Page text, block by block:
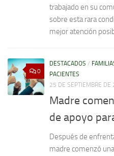
trabajado en su
sobre esta rara
mejor atención
0
DESTACADOS /
PACIENTES
25 DE SEPTIEMBRE DE
Madre
de apoyo
Después de
madre comenzó